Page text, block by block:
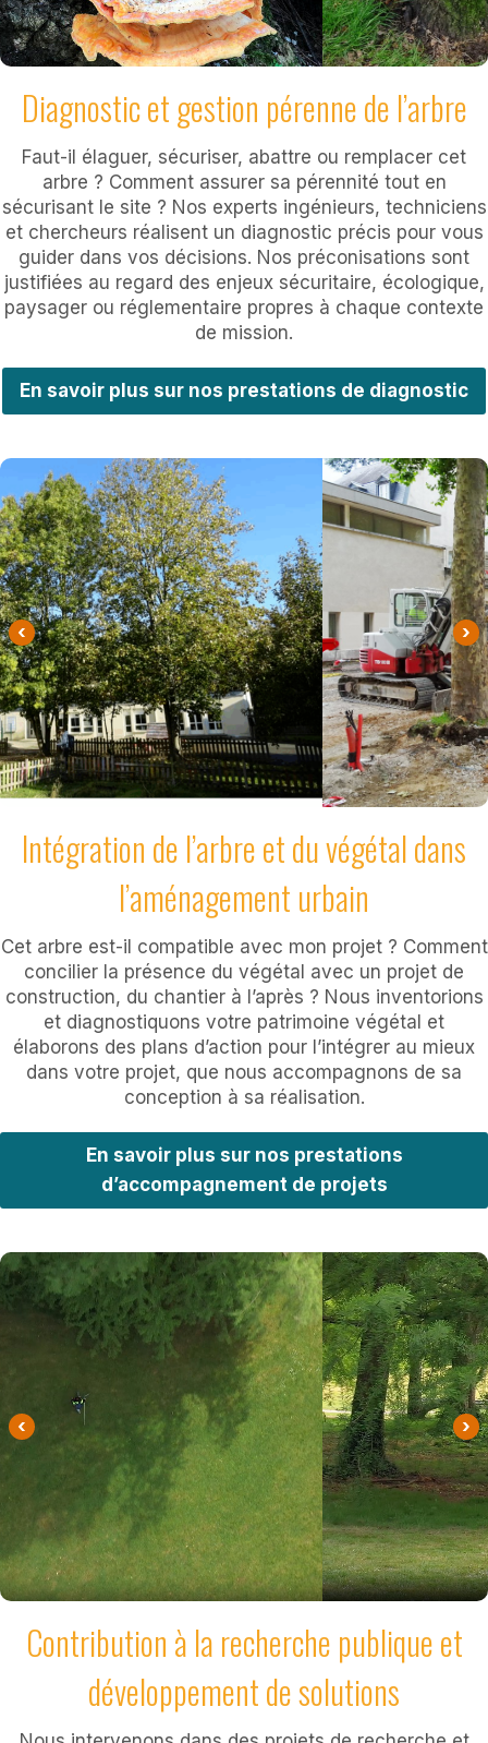
Diagnostic et gestion pérenne de l’arbre
Faut-il élaguer, sécuriser, abattre ou remplacer cet
arbre ? Comment assurer sa pérennité tout en
sécurisant le site ? Nos experts ingénieurs, techniciens
et chercheurs réalisent un diagnostic précis pour vous
guider dans vos décisions. Nos préconisations sont
justifiées au regard des enjeux sécuritaire, écologique,
paysager ou réglementaire propres à chaque contexte
de mission.
En savoir plus sur nos prestations de diagnostic
‹ ›
Intégration de l’arbre et du végétal dans
l’aménagement urbain
Cet arbre est-il compatible avec mon projet ? Comment
concilier la présence du végétal avec un projet de
construction, du chantier à l’après ? Nous inventorions
et diagnostiquons votre patrimoine végétal et
élaborons des plans d’action pour l’intégrer au mieux
dans votre projet, que nous accompagnons de sa
conception à sa réalisation.
En savoir plus sur nos prestations
d’accompagnement de projets
‹ ›
Contribution à la recherche publique et
développement de solutions